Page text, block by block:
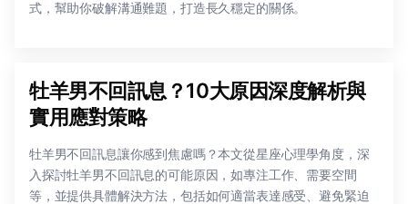
式，幫助你破解溝通難題，打造長久穩定的關係。
牡羊男不回訊息？10大原因深度解析與
實用應對策略
牡羊男不回訊息讓你感到焦慮嗎？本文從星座心理學角度，深
入探討牡羊男不回訊息的可能原因，如專注工作、需要空間
等，並提供具體解決方法，包括如何適當表達感受、避免緊迫